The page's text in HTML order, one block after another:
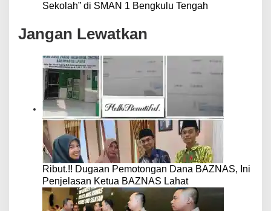
Sekolah” di SMAN 1 Bengkulu Tengah
Jangan Lewatkan
Ribut.!! Dugaan Pemotongan Dana BAZNAS, Ini
Penjelasan Ketua BAZNAS Lahat